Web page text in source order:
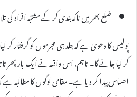
ضلع بھر میں ناکہ بندی کر کے مشتبہ افراد
پولیس کا دعویٰ ہے کہ جلد ہی مجرموں کو گرفتار کر
کر لیا جائے گا۔ تاہم، اس واقعہ نے ایک بار پھر
احساس پیدا کر دیا ہے۔ مقامی لوگوں کا